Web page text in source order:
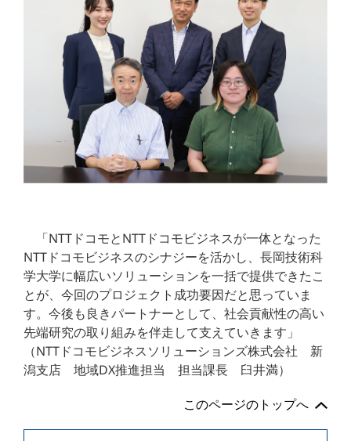
「NTTドコモとNTTドコモビジネスが一体となった
NTTドコモビジネスのシナジーを活かし、長岡技術科
学大学に幅広いソリューションを一括で提供できたこ
とが、今回のプロジェクト成功要因だと思っていま
す。今後も良きパートナーとして、社会貢献性の高い
先端研究の取り組みを伴走して支えていきます」
（NTTドコモビジネスソリューションズ株式会社 新
潟支店 地域DX推進担当 担当課長 臼井満）
このページのトップへ